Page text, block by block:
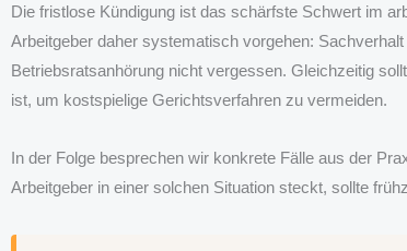
Die fristlose Kündigung ist das schärfste Schwert im
Arbeitgeber daher systematisch vorgehen:
Betriebsratsanhörung nicht vergessen. Gleichzeitig
ist, um kostspielige Gerichtsverfahren zu vermeiden.
In der Folge besprechen wir konkrete Fälle aus der
Arbeitgeber in einer solchen Situation steckt, sollte